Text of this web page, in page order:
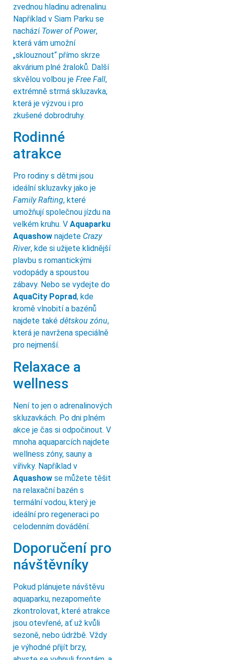
zvednou hladinu adrenalinu.
Například v Siam Parku se
nachází Tower of Power,
která vám umožní
„sklouznout“ přímo skrze
akvárium plné žraloků. Další
skvělou volbou je Free Fall,
extrémně strmá skluzavka,
která je výzvou i pro
zkušené dobrodruhy.
Rodinné
atrakce
Pro rodiny s dětmi jsou
ideální skluzavky jako je
Family Rafting, které
umožňují společnou jízdu na
velkém kruhu. V Aquaparku
Aquashow najdete Crazy
River, kde si užijete klidnější
plavbu s romantickými
vodopády a spoustou
zábavy. Nebo se vydejte do
AquaCity Poprad, kde
kromě vlnobití a bazénů
najdete také dětskou zónu,
která je navržena speciálně
pro nejmenší.
Relaxace a
wellness
Není to jen o adrenalinových
skluzavkách. Po dni plném
akce je čas si odpočinout. V
mnoha aquaparcích najdete
wellness zóny, sauny a
vířivky. Například v
Aquashow se můžete těšit
na relaxační bazén s
termální vodou, který je
ideální pro regeneraci po
celodenním dovádění.
Doporučení pro
návštěvníky
Pokud plánujete návštěvu
aquaparku, nezapomeňte
zkontrolovat, které atrakce
jsou otevřené, ať už kvůli
sezoně, nebo údržbě. Vždy
je výhodné přijít brzy,